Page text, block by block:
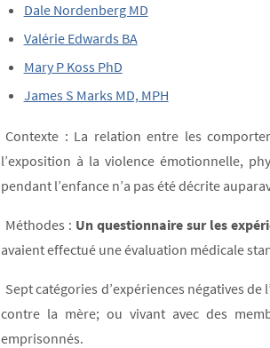
Dale Nordenberg MD
Valérie Edwards BA
Mary P Koss PhD
James S Marks MD, MPH
Contexte : La relation entre les
l’exposition à la violence émotionnelle,
pendant l’enfance n’a pas été décrite
Méthodes : Un questionnaire sur les
avaient effectué une évaluation médicale
Sept catégories d’expériences négatives
contre la mère; ou vivant avec des
emprisonnés.